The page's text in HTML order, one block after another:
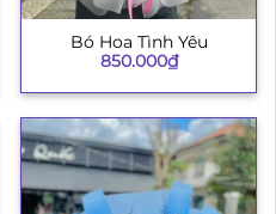
Bó Hoa Tình Yêu
850.000₫